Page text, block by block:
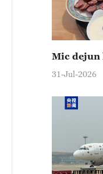
Mic dejun
31-Jul-2026